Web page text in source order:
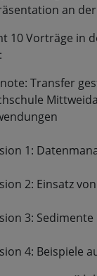
an
10 Vorträge in
Transfer
1:
2: Einsatz
3: Sedimente
4: Beispiele